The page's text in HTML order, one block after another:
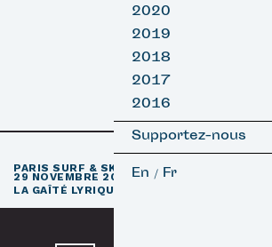
2020
2019
2018
2017
2016
Supportez-nous
En / Fr
PARIS SURF & SKATEBOARD FILM FESTIVAL
29 NOVEMBRE 2026
LA GAÎTÉ LYRIQUE · PARIS 3